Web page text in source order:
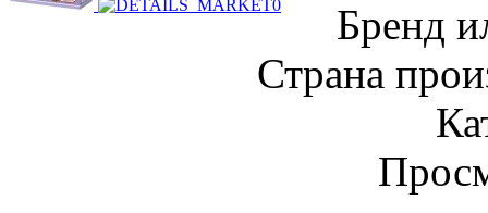
Бренд
Страна